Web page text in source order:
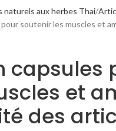
naturels aux herbes Thai
pour soutenir les muscles et
capsules
et
des